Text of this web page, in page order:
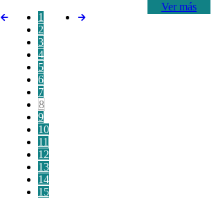
Ver más
1
2
3
4
5
6
7
8
9
10
11
12
13
14
15